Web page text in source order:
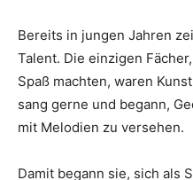
Bereits in jungen Jahren
Talent. Die einzigen
Spaß machten, waren
sang gerne und begann,
mit Melodien zu versehen.
Damit begann sie, sich als